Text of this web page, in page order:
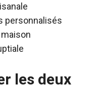
personnalisés
les deux